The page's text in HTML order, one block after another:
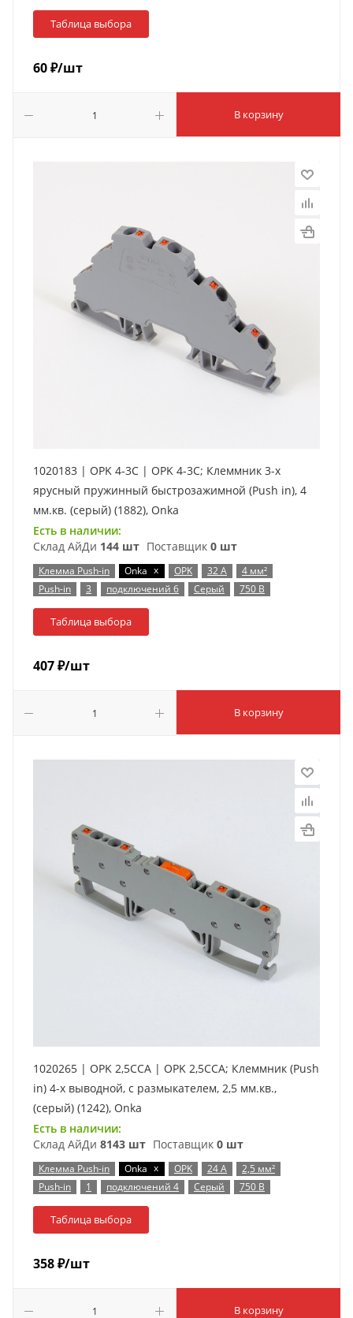
Таблица выбора
60₽/шт
В корзину
1020183 | OPK 4-3C | OPK 4-3C; Клеммник 3-х
ярусный пружинный быстрозажимной (Push in), 4
мм.кв. (серый) (1882), Onka
Есть в наличии:
Склад АйДи 144 шт Поставщик 0 шт
Клемма Push-in Onka x OPK 32 А
4 мм²
Push-in
3 подключений 6 Серый 750 В
Таблица выбора
407₽/шт
В корзину
1020265 | OPK 2,5CCA | OPK 2,5CCA; Клеммник (Push
in) 4-х выводной, с размыкателем, 2,5 мм.кв.,
(серый) (1242), Onka
Есть в наличии:
Склад АйДи 8143 шт Поставщик 0 шт
Клемма Push-in Onka x OPK 24 А
2,5 мм²
Push-in
1 подключений 4 Серый 750 В
Таблица выбора
358₽/шт
В корзину